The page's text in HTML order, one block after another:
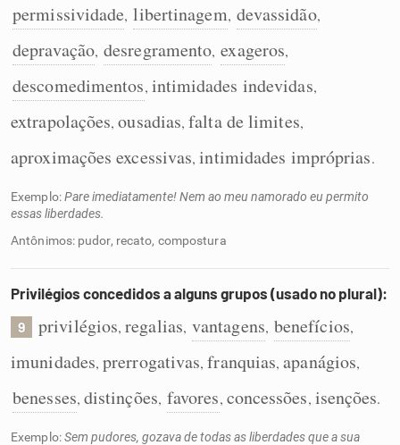
permissividade, libertinagem, devassidão,
depravação, desregramento, exageros,
descomedimentos, intimidades indevidas,
extrapolações,ousadias,falta de limites,
aproximações excessivas,intimidades impróprias.
Exemplo:Pare imediatamente! Nem ao meu namorado eu permito
essas liberdades.
Antônimos: pudor, recato, compostura
Privilégios concedidos a alguns grupos (usado no plural):
9 privilégios,regalias, vantagens, benefícios,
imunidades, prerrogativas,franquias,apanágios,
benesses, distinções, favores, concessões, isenções.
Exemplo:Sem pudores, gozava de todas as liberdades que a sua